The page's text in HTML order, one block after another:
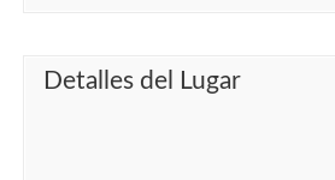
Detalles del Lugar